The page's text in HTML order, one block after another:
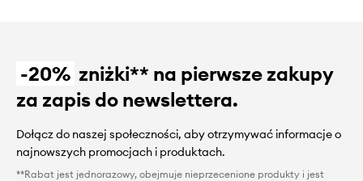
-20% zniżki** na pierwsze zakupy
za zapis do newslettera.
Dołącz do naszej społeczności, aby otrzymywać informacje o
najnowszych promocjach i produktach.
**Rabat jest jednorazowy, obejmuje nieprzecenione produkty i jest